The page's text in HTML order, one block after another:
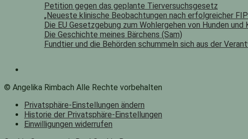
Petition gegen das geplante Tierversuchsgesetz
„Neueste klinische Beobachtungen nach erfolgreicher
Die EU Gesetzgebung zum Wohlergehen von Hunden und
Die Geschichte meines Bärchens (Sam)
Fundtier und die Behörden schummeln sich aus der
© Angelika Rimbach Alle Rechte vorbehalten
Privatsphäre-Einstellungen ändern
Historie der Privatsphäre-Einstellungen
Einwilligungen widerrufen